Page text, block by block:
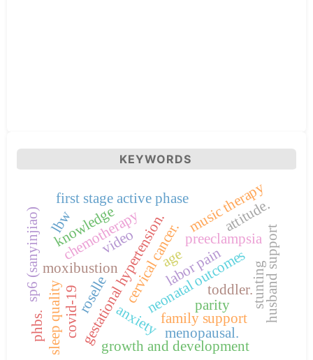
KEYWORDS
neonatal outcomes
preeclampsia
gestational hypertension.
moxibustion
sp6 (sanyinjiao) labor pain
first stage active phase
husband support
anxiety
chemotherapycervical cancer.
family support
music therapy
sleep quality growth and development
toddler.
video
covid-19
knowledge attitude.
stunting
phbs.
roselle
menopausal.
age
parity
lbw